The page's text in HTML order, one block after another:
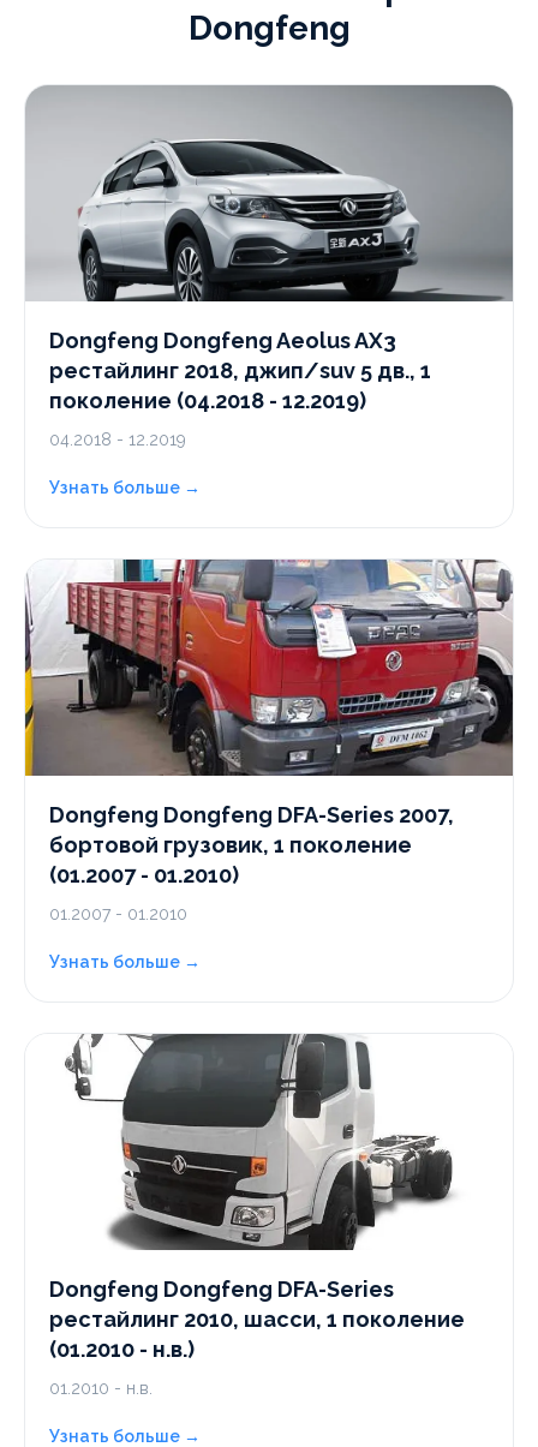
Dongfeng
Dongfeng Dongfeng Aeolus AX3
рестайлинг 2018, джип/suv 5 дв., 1
поколение (04.2018 - 12.2019)
04.2018 - 12.2019
Узнать больше →
Dongfeng Dongfeng DFA-Series 2007,
бортовой грузовик, 1 поколение
(01.2007 - 01.2010)
01.2007 - 01.2010
Узнать больше →
Dongfeng Dongfeng DFA-Series
рестайлинг 2010, шасси, 1 поколение
(01.2010 - н.в.)
01.2010 - н.в.
Узнать больше →